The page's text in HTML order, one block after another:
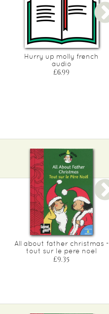
Hurry up molly french
audio
£6.99
All about father christmas -
tout sur le pere noel
£9.35